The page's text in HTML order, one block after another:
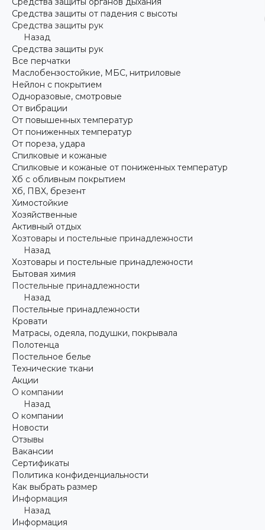
Средства защиты от падения с высоты
Средства защиты рук
Назад
Средства защиты рук
Все перчатки
Маслобензостойкие, МБС, нитриловые
Нейлон с покрытием
Одноразовые, смотровые
От вибрации
От повышенных температур
От пониженных температур
От пореза, удара
Спилковые и кожаные
Спилковые и кожаные от пониженных температур
Хб с обливным покрытием
Хб, ПВХ, брезент
Химостойкие
Хозяйственные
Активный отдых
Хозтовары и постельные принадлежности
Назад
Хозтовары и постельные принадлежности
Бытовая химия
Постельные принадлежности
Назад
Постельные принадлежности
Кровати
Матрасы, одеяла, подушки, покрывала
Полотенца
Постельное белье
Технические ткани
Акции
О компании
Назад
О компании
Новости
Отзывы
Вакансии
Сертификаты
Политика конфиденциальности
Как выбрать размер
Информация
Назад
Информация